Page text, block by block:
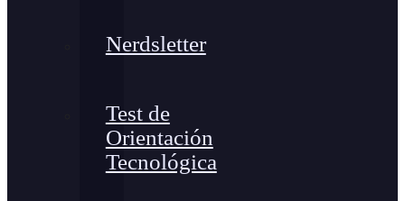
Nerdsletter
Test de
Orientación
Tecnológica